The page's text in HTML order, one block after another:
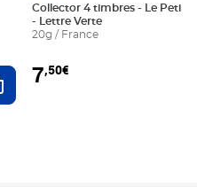
Ajouter au panier
Collector 4 timbres - Le Petit
- Lettre Verte
20g / France
7,50€